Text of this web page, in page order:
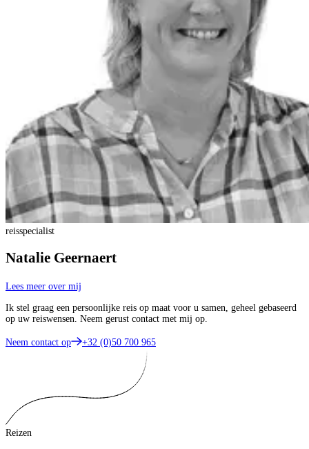
reisspecialist
Natalie Geernaert
Lees meer over mij
Ik stel graag een persoonlijke reis op maat voor u samen, geheel gebaseerd
op uw reiswensen. Neem gerust contact met mij op.
Neem contact op +32 (0)50 700 965
Reizen